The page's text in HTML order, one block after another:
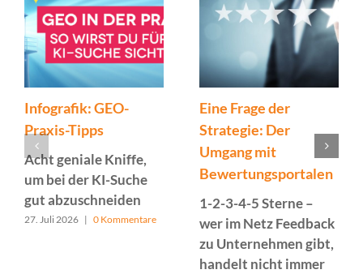
Infografik: GEO-
Praxis-Tipps
Acht geniale Kniffe,
um bei der KI-Suche
gut abzuschneiden
27. Juli 2026 | 0 Kommentare
Eine Frage der
Strategie: Der
Umgang mit
Bewertungsportalen
1-2-3-4-5 Sterne –
wer im Netz Feedback
zu Unternehmen gibt,
handelt nicht immer